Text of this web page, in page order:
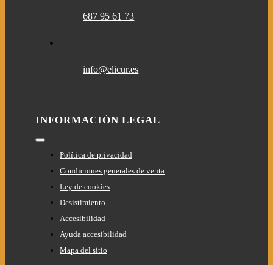
687 95 61 73
info@elicur.es
INFORMACIÓN LEGAL
Toggle
NavigationPolítica de privacidad
Condiciones generales de venta
Ley de cookies
Desistimiento
Accesibilidad
Ayuda accesibilidad
Mapa del sitio